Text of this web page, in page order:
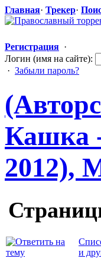
Главная· Трекер·
Регистрация ·
Логин (имя на сайте):
· Забыли пароль?
Кашка
2012),
и